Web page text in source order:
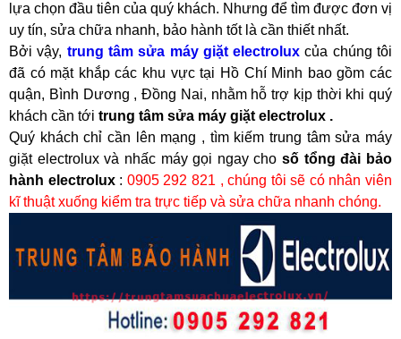
lựa chọn đầu tiên của quý khách. Nhưng để tìm được đơn vị
uy tín, sửa chữa nhanh, bảo hành tốt là cần thiết nhất.
Bởi vậy, trung tâm sửa máy giặt electrolux của chúng tôi
đã có mặt khắp các khu vực tại Hồ Chí Minh bao gồm các
quận, Bình Dương , Đồng Nai, nhằm hỗ trợ kịp thời khi quý
khách cần tới trung tâm sửa máy giặt electrolux .
Quý khách chỉ cần lên mạng , tìm kiếm trung tâm sửa máy
giặt electrolux và nhấc máy gọi ngay chosố tổng đài bảo
hành electrolux: 0905 292 821 , chúng tôi sẽ có nhân viên
kĩ thuật xuống kiểm tra trực tiếp và sửa chữa nhanh chóng.